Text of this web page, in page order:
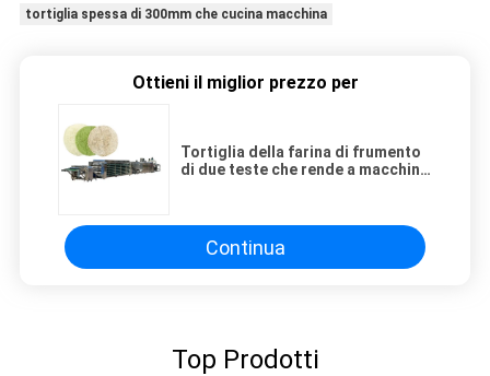
tortiglia spessa di 300mm che cucina macchina
Ottieni il miglior prezzo per
Tortiglia della farina di frumento
di due teste che rende a macchina
Continua
Top Prodotti